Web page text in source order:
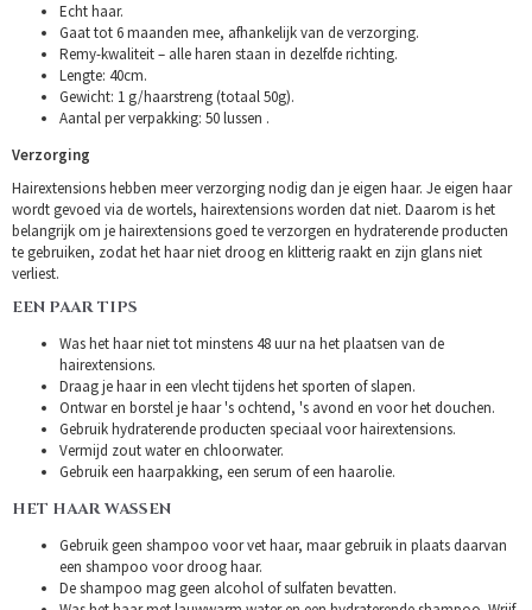
Echt haar.
Gaat tot 6 maanden mee, afhankelijk van de verzorging.
Remy-kwaliteit – alle haren staan in dezelfde richting.
Lengte: 40cm.
Gewicht: 1 g/haarstreng (totaal 50g).
Aantal per verpakking: 50 lussen .
Verzorging
Hairextensions hebben meer verzorging nodig dan je eigen haar. Je eigen haar
wordt gevoed via de wortels, hairextensions worden dat niet. Daarom is het
belangrijk om je hairextensions goed te verzorgen en hydraterende producten
te gebruiken, zodat het haar niet droog en klitterig raakt en zijn glans niet
verliest.
EEN PAAR TIPS
Was het haar niet tot minstens 48 uur na het plaatsen van de
hairextensions.
Draag je haar in een vlecht tijdens het sporten of slapen.
Ontwar en borstel je haar 's ochtend, 's avond en voor het douchen.
Gebruik hydraterende producten speciaal voor hairextensions.
Vermijd zout water en chloorwater.
Gebruik een haarpakking, een serum of een haarolie.
HET HAAR WASSEN
Gebruik geen shampoo voor vet haar, maar gebruik in plaats daarvan
een shampoo voor droog haar.
De shampoo mag geen alcohol of sulfaten bevatten.